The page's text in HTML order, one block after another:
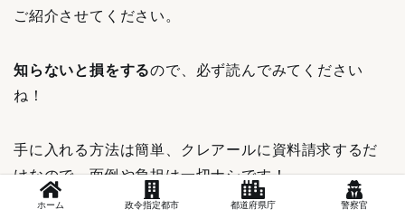
ご紹介させてください。
知らないと損をするので、必ず読んでみてください
ね！
手に入れる方法は簡単、クレアールに資料請求するだ
けなので、面倒や負担は一切ナシです！
ホーム 政令指定都市 都道府県庁 警察官